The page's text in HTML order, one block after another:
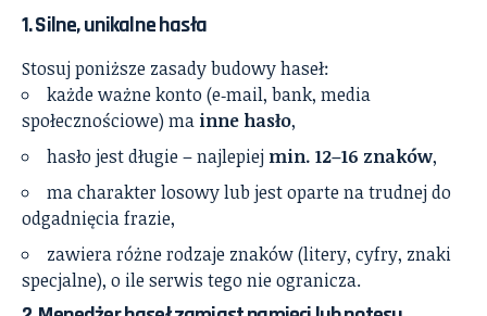
1. Silne, unikalne hasła
Stosuj poniższe zasady budowy haseł:
każde ważne konto (e‑mail, bank, media
społecznościowe) ma inne hasło,
hasło jest długie – najlepiej min. 12–16 znaków,
ma charakter losowy lub jest oparte na trudnej do
odgadnięcia frazie,
zawiera różne rodzaje znaków (litery, cyfry, znaki
specjalne), o ile serwis tego nie ogranicza.